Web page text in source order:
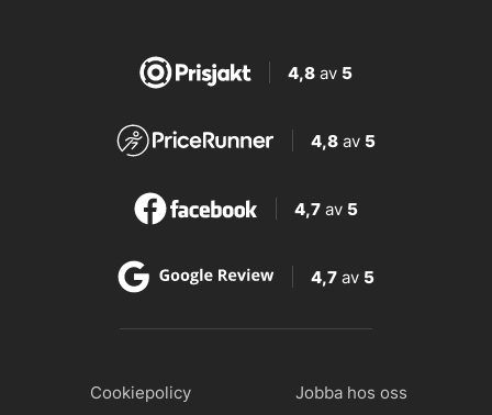
4,8av 5
4,8 av 5
4,7 av 5
4,7 av 5
Cookiepolicy Jobba hos oss